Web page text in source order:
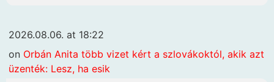
2026.08.06. at 18:22
on Orbán Anita több vizet kért a szlovákoktól, akik azt
üzenték: Lesz, ha esik